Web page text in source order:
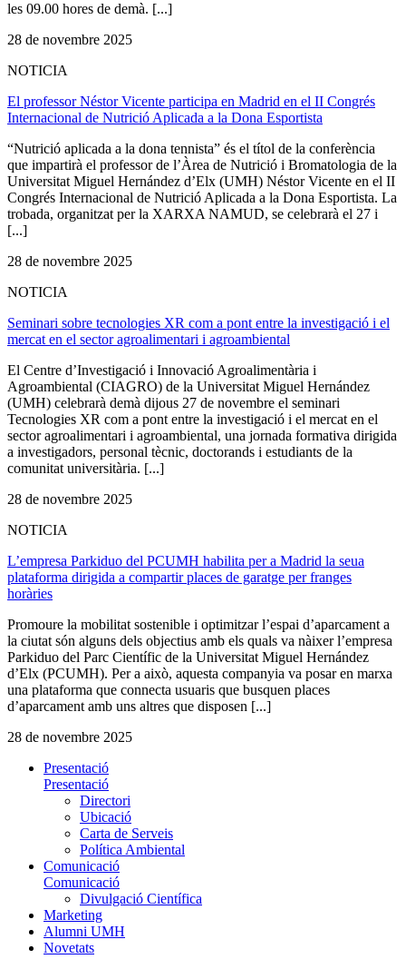
les 09.00 hores de demà. [...]
28 de novembre 2025
NOTICIA
El professor Néstor Vicente participa en Madrid en el II Congrés
Internacional de Nutrició Aplicada a la Dona Esportista
“Nutrició aplicada a la dona tennista” és el títol de la conferència
que impartirà el professor de l’Àrea de Nutrició i Bromatologia de la
Universitat Miguel Hernández d’Elx (UMH) Néstor Vicente en el II
Congrés Internacional de Nutrició Aplicada a la Dona Esportista. La
trobada, organitzat per la XARXA NAMUD, se celebrarà el 27 i
[...]
28 de novembre 2025
NOTICIA
Seminari sobre tecnologies XR com a pont entre la investigació i el
mercat en el sector agroalimentari i agroambiental
El Centre d’Investigació i Innovació Agroalimentària i
Agroambiental (CIAGRO) de la Universitat Miguel Hernández
(UMH) celebrarà demà dijous 27 de novembre el seminari
Tecnologies XR com a pont entre la investigació i el mercat en el
sector agroalimentari i agroambiental, una jornada formativa dirigida
a investigadors, personal tècnic, doctorands i estudiants de la
comunitat universitària. [...]
28 de novembre 2025
NOTICIA
L’empresa Parkiduo del PCUMH habilita per a Madrid la seua
plataforma dirigida a compartir places de garatge per franges
horàries
Promoure la mobilitat sostenible i optimitzar l’espai d’aparcament a
la ciutat són alguns dels objectius amb els quals va nàixer l’empresa
Parkiduo del Parc Científic de la Universitat Miguel Hernández
d’Elx (PCUMH). Per a això, aquesta companyia va posar en marxa
una plataforma que connecta usuaris que busquen places
d’aparcament amb uns altres que disposen [...]
28 de novembre 2025
Presentació
Presentació
Directori
Ubicació
Carta de Serveis
Política Ambiental
Comunicació
Comunicació
Divulgació Científica
Marketing
Alumni UMH
Novetats